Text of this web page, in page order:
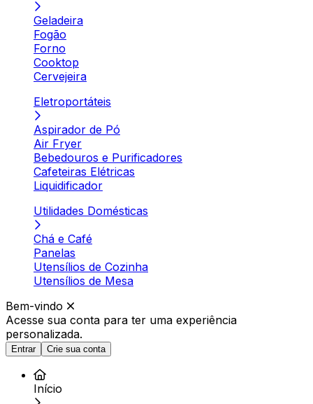
Geladeira
Fogão
Forno
Cooktop
Cervejeira
Eletroportáteis
Aspirador de Pó
Air Fryer
Bebedouros e Purificadores
Cafeteiras Elétricas
Liquidificador
Utilidades Domésticas
Chá e Café
Panelas
Utensílios de Cozinha
Utensílios de Mesa
Bem-vindo
Acesse sua conta para ter uma experiência
personalizada.
Entrar Crie sua conta
Início